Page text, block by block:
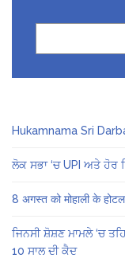
Hukamnama Sri
ਲੋਕ ਸਭਾ ‘ਚ UPI ਅਤੇ ਹੋਰ
8 अगस्त को मोहाली के
ਜਿਨਸੀ ਸ਼ੋਸ਼ਣ ਮਾਮਲੇ ‘ਚ
10 ਸਾਲ ਦੀ ਕੈਦ